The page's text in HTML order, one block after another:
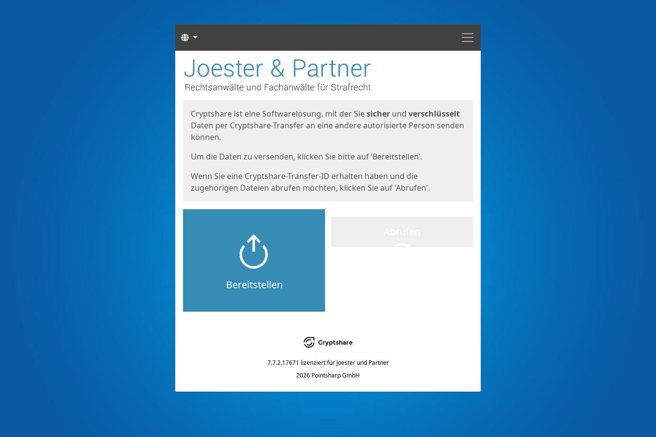
Menü
Sprachen
Start
Cryptshare ist eine Softwarelösung, mit der Siesicher und verschlüsselt
Daten per Cryptshare-Transfer an eine andere autorisierte Person senden
können.
Um die Daten zu versenden, klicken Sie bitte auf ‘Bereitstellen’.
Wenn Sie eine Cryptshare-Transfer-ID erhalten haben und die
zugehörigen Dateien abrufen möchten, klicken Sie auf 'Abrufen'.
Bereitstellen
7.7.2.17671 lizenziert für Joester und Partner
2026 Pointsharp GmbH